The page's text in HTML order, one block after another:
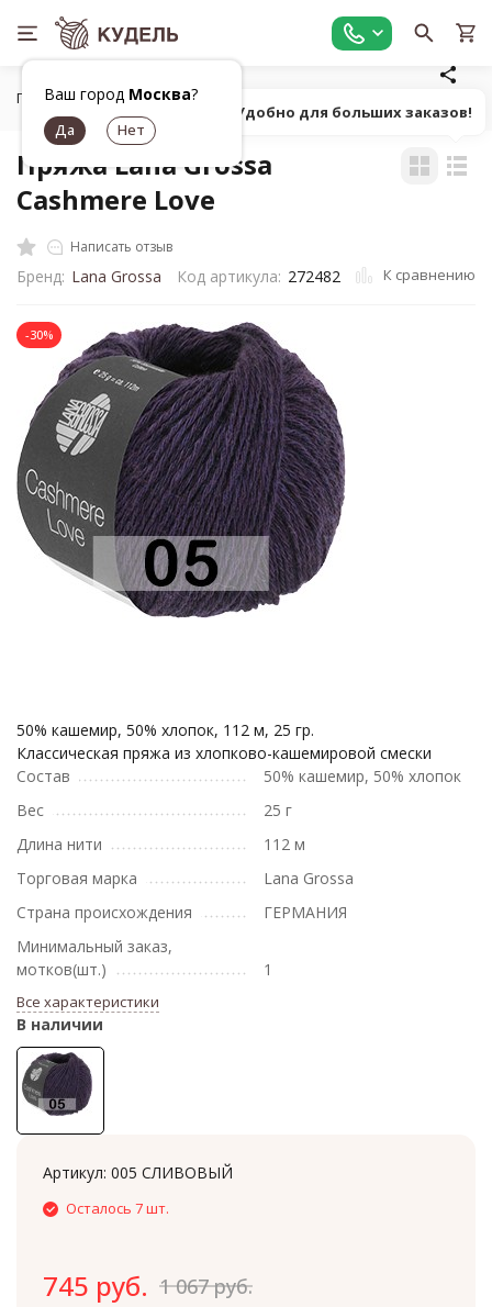
Ваш город Москва?
Главная Все для вязания
Пряжа Lana Grossa
Cashmere Love
Написать отзыв
Бренд: Lana Grossa Код артикула: 272482 К сравнению
-30%
50% кашемир, 50% хлопок, 112 м, 25 гр.
Классическая пряжа из хлопково-кашемировой смески
Состав
50% кашемир, 50% хлопок
Вес
25 г
Длина нити
112 м
Торговая марка
Lana Grossa
Страна происхождения
ГЕРМАНИЯ
Минимальный заказ,
мотков(шт.)
1
Все характеристики
В наличии
Артикул: 005 СЛИВОВЫЙ
Осталось 7 шт.
745 руб. 1 067 руб.
Попробуй! Удобно для больших заказов!